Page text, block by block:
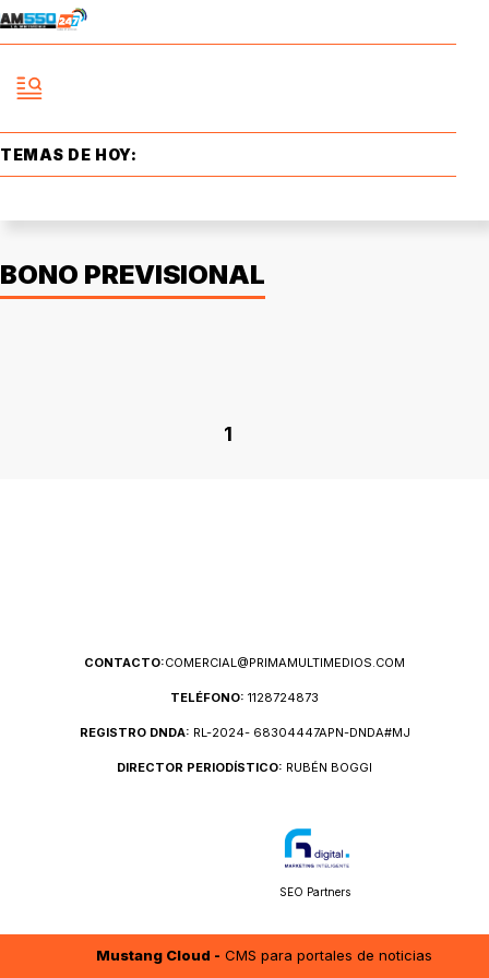
TEMAS DE HOY:
BONO PREVISIONAL
1
CONTACTO:COMERCIAL@PRIMAMULTIMEDIOS.COM
TELÉFONO: 1128724873
REGISTRO DNDA: RL-2024- 68304447APN-DNDA#MJ
DIRECTOR PERIODÍSTICO: RUBÉN BOGGI
SEO Partners
Mustang Cloud - CMS para portales de noticias